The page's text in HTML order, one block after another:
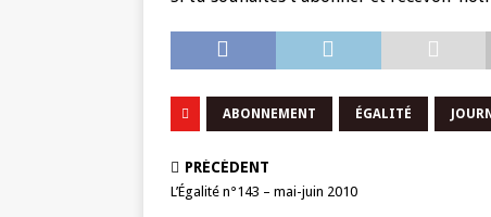
ABONNEMENT ÉGALITÉ
PRÉCÉDENT
L’Égalité n°143 – mai-juin 2010